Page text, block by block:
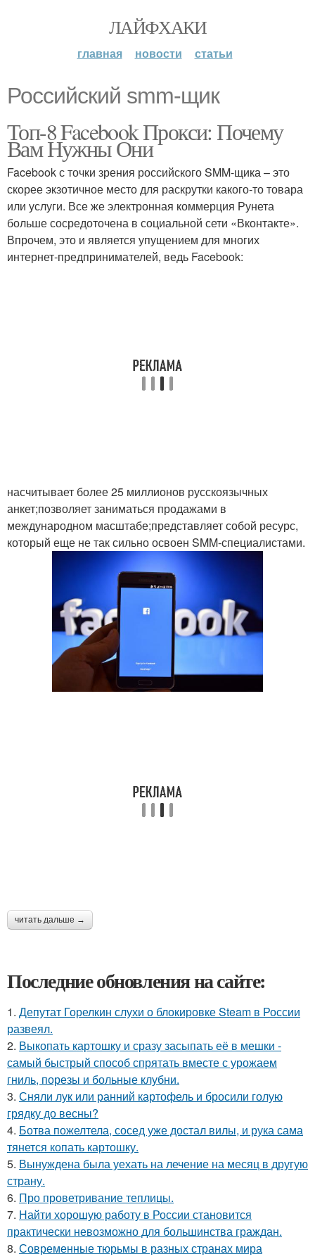
ЛАЙФХАКИ
главная новости статьи
Российский smm-щик
Топ-8 Facebook Прокси: Почему
Вам Нужны Они
Facebook с точки зрения российского SMM-щика – это
скорее экзотичное место для раскрутки какого-то товара
или услуги. Все же электронная коммерция Рунета
больше сосредоточена в социальной сети «Вконтакте».
Впрочем, это и является упущением для многих
интернет-предпринимателей, ведь Facebook:
насчитывает более 25 миллионов русскоязычных
анкет;позволяет заниматься продажами в
международном масштабе;представляет собой ресурс,
который еще не так сильно освоен SMM-специалистами.
читать дальше →
Последние обновления на сайте:
1. Депутат Горелкин слухи о блокировке Steam в России
развеял.
2. Выкопать картошку и сразу засыпать её в мешки -
самый быстрый способ спрятать вместе с урожаем
гниль, порезы и больные клубни.
3. Сняли лук или ранний картофель и бросили голую
грядку до весны?
4. Ботва пожелтела, сосед уже достал вилы, и рука сама
тянется копать картошку.
5. Вынуждена была уехать на лечение на месяц в другую
страну.
6. Про проветривание теплицы.
7. Найти хорошую работу в России становится
практически невозможно для большинства граждан.
8. Современные тюрьмы в разных странах мира